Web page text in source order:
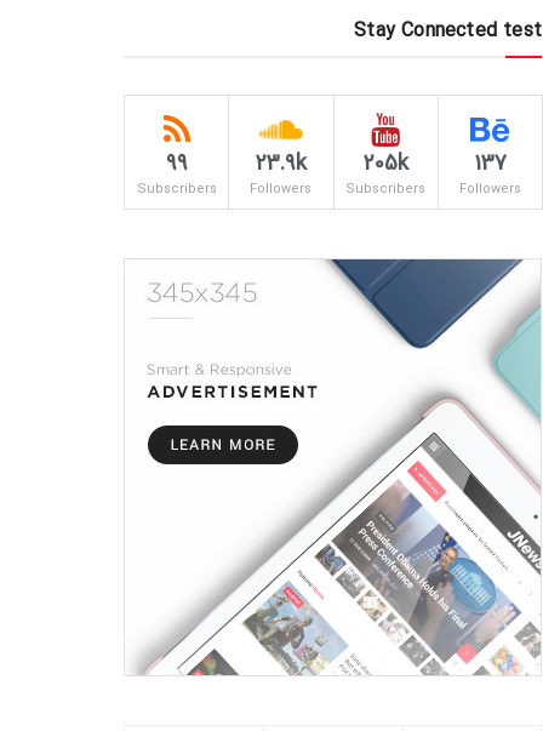
Stay Connected test
137
Followers
205k
Subscribers
23.9k
Followers
99
Subscribers